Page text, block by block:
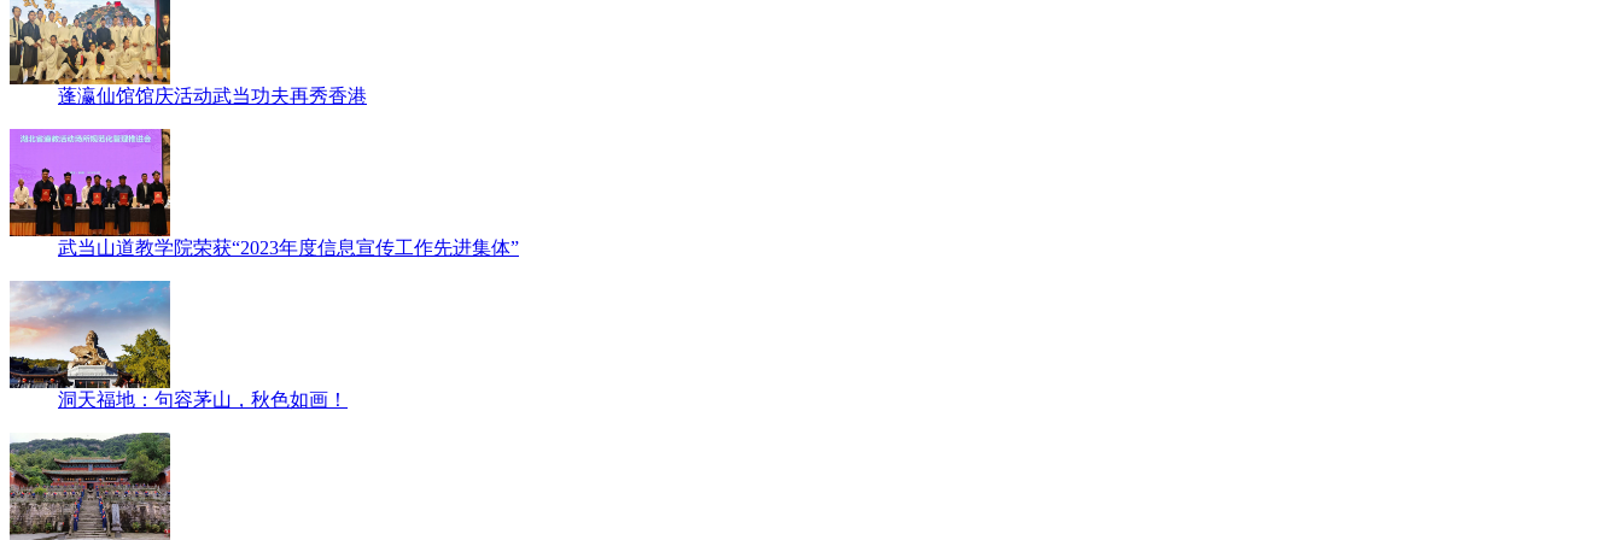
蓬瀛仙馆馆庆活动武当功夫再秀香港
武当山道教学院荣获“2023年度信息宣传工作先进集体”
洞天福地：句容茅山，秋色如画！